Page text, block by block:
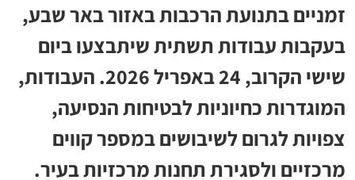
זמניים בתנועת הרכבות באזור באר שבע,
בעקבות עבודות תשתית שיתבצעו ביום
שישי הקרוב, 24 באפריל 2026. העבודות,
המוגדרות כחיוניות לבטיחות הנסיעה,
צפויות לגרום לשיבושים במספר קווים
מרכזיים ולסגירת תחנות מרכזיות בעיר.